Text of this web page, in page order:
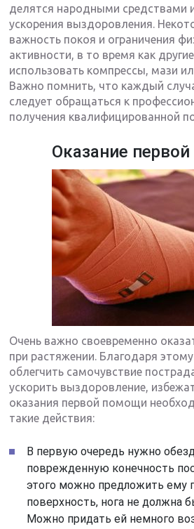
делятся народными средствами
ускорения выздоровления.
важность покоя и ограничения
активности, в то время как
использовать компрессы, мази
Важно помнить, что каждый
следует обращаться к
получения квалифицированной
Оказание
Очень важно своевременно
при растяжении. Благодаря
облегчить самочувствие
ускорить выздоровление,
оказания первой помощи
такие действия:
В первую очередь нужно
поврежденную конечность
этого можно предложить ему
поверхность, нога не должна
Можно придать ей немного